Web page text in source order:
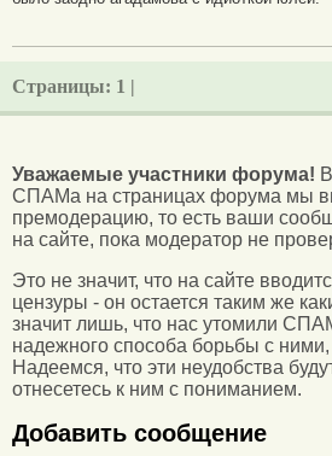
Страницы: 1 |
Уважаемые участники форума!
СПАМа на страницах форума мы
премодерацию, то есть ваши
на сайте, пока модератор не
Это не значит, что на сайте
цензуры - он остается таким же
значит лишь, что нас утомили
надежного способа борьбы с
Надеемся, что эти неудобства
отнесетесь к ним с пониманием.
Добавить сообщение